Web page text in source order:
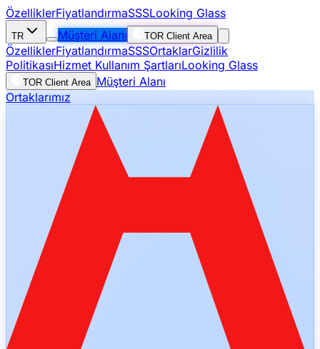
ÖzelliklerFiyatlandırmaSSSLooking Glass
TR Müşteri Alanı TOR Client Area
ÖzelliklerFiyatlandırmaSSSOrtaklarGizlilik
PolitikasıHizmet Kullanım ŞartlarıLooking Glass
TOR Client Area Müşteri Alanı
Ortaklarımız